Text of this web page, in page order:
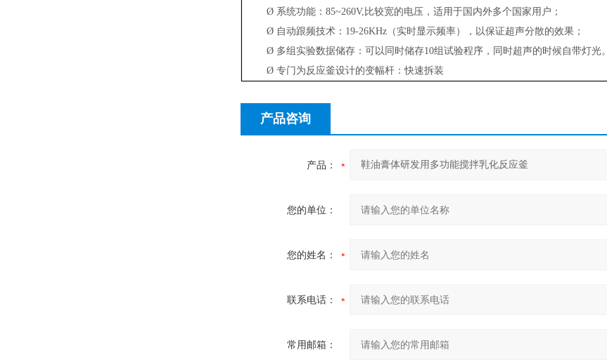
Ø 系统功能：85~260V,比较宽的电压，适用于国内外多个国家用户；
Ø 自动跟频技术：19-26KHz（实时显示频率），以保证超声分散的效果；
Ø 多组实验数据储存：可以同时储存10组试验程序，同时超声的时候自带灯光。
Ø 专门为反应釜设计的变幅杆：快速拆装
产品咨询
产品：
您的单位：
您的姓名：
联系电话：
常用邮箱：